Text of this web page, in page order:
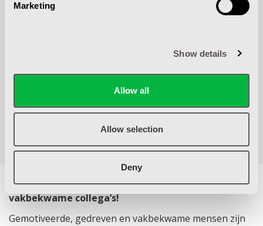
Marketing
Show details
Allow all
Allow selection
Deny
INTERESSE?
jouw motivatiebrief en CV tegemoet. Wil je meer weten?
via 0413-343812 of s.vangrinsven@gentheftrucks.nl.
Acquisitie naar aanleiding van deze vacature wordt niet
niet in behandeling genomen.
Wij zijn altijd opzoek naar gemotiveerde en
vakbekwame collega’s!
Gemotiveerde, gedreven en vakbekwame mensen zijn